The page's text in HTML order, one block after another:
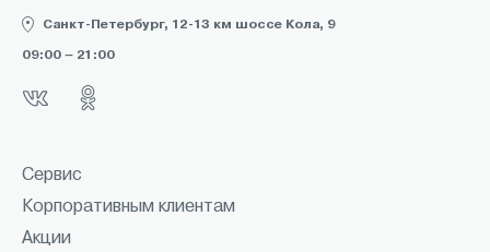
Санкт-Петербург, 12-13 км шоссе Кола, 9
09:00 – 21:00
Сервис
Корпоративным клиентам
Акции